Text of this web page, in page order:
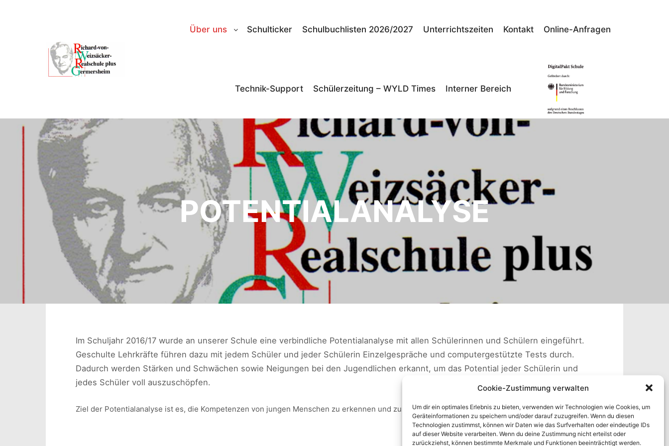
Cookie-Zustimmung verwalten
Um dir ein optimales Erlebnis zu bieten, verwenden wir Technologien wie Cookies, um
Geräteinformationen zu speichern und/oder darauf zuzugreifen. Wenn du diesen
Technologien zustimmst, können wir Daten wie das Surfverhalten oder eindeutige IDs
auf dieser Website verarbeiten. Wenn du deine Zustimmung nicht erteilst oder
zurückziehst, können bestimmte Merkmale und Funktionen beeinträchtigt werden.
Über uns Schulticker Schulbuchlisten 2026/2027 Unterrichtszeiten Kontakt Online-Anfragen
Technik-Support Schülerzeitung – WYLD Times Interner Bereich
POTENTIALANALYSE
Im Schuljahr 2016/17 wurde an unserer Schule eine verbindliche Potentialanalyse mit allen Schülerinnen und Schülern eingeführt.
Geschulte Lehrkräfte führen dazu mit jedem Schüler und jeder Schülerin Einzelgespräche und computergestützte Tests durch.
Dadurch werden Stärken und Schwächen sowie Neigungen bei den Jugendlichen erkannt, um das Potential jeder Schülerin und
jedes Schüler voll auszuschöpfen.
Ziel der Potentialanalyse ist es, die Kompetenzen von jungen Menschen zu erkennen und zu fördern.